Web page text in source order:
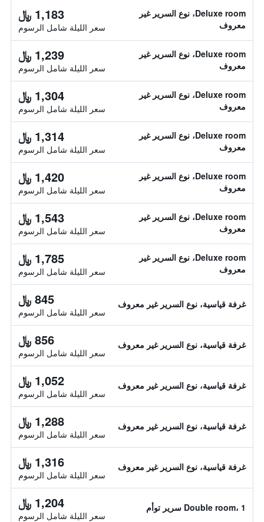
Deluxe room، نوع السرير غير
معروف
1,183 ﷼
سعر الليلة شامل الرسوم
Deluxe room، نوع السرير غير
معروف
1,239 ﷼
سعر الليلة شامل الرسوم
Deluxe room، نوع السرير غير
معروف
1,304 ﷼
سعر الليلة شامل الرسوم
Deluxe room، نوع السرير غير
معروف
1,314 ﷼
سعر الليلة شامل الرسوم
Deluxe room، نوع السرير غير
معروف
1,420 ﷼
سعر الليلة شامل الرسوم
Deluxe room، نوع السرير غير
معروف
1,543 ﷼
سعر الليلة شامل الرسوم
Deluxe room، نوع السرير غير
معروف
1,785 ﷼
سعر الليلة شامل الرسوم
غرفة قياسية، نوع السرير غير معروف 845 ﷼
سعر الليلة شامل الرسوم
غرفة قياسية، نوع السرير غير معروف 856 ﷼
سعر الليلة شامل الرسوم
غرفة قياسية، نوع السرير غير معروف 1,052 ﷼
سعر الليلة شامل الرسوم
غرفة قياسية، نوع السرير غير معروف 1,288 ﷼
سعر الليلة شامل الرسوم
غرفة قياسية، نوع السرير غير معروف 1,316 ﷼
سعر الليلة شامل الرسوم
Double room، 1 سرير توأم 1,204 ﷼
سعر الليلة شامل الرسوم